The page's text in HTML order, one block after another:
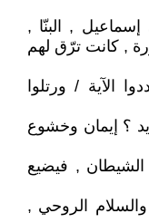
, البنّا ,
, كانت ترّق لهم
الآية / ورتلوا
؟ إيمان وخشوع
, فيضيع
الروحي ,